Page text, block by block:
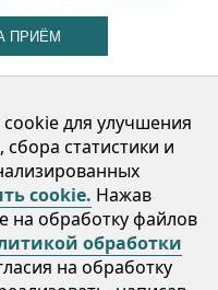
ПРИЁМ
Контакты
Адрес: 220113,
Восточная, д. 115, оф.8,
Мингорисполком
для улучшения
статистики и
cookie. Нажав
на обработку файлов
обработки
на обработку